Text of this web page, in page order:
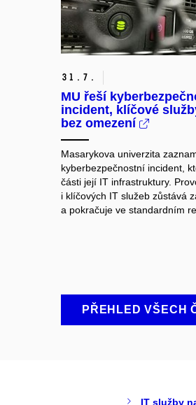
31. 7.
MU řeší
incident, klíčové
bez omezení
Masarykova univerzita
kyberbezpečnostní incident,
části její IT infrastruktury.
i klíčových IT služeb zůstává
a pokračuje ve standardním
PŘEHLED VŠECH
IT služby